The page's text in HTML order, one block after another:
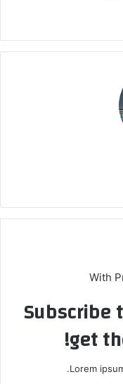
With
Subscribe
get
Lorem